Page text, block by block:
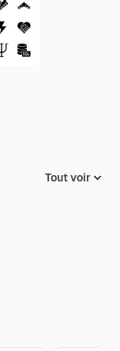
Tout voir